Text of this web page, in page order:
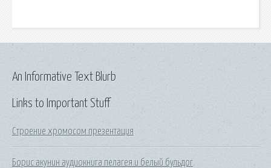
Links to Important Stuff
Строение хромосом презентация
Борис акунин аудиокнига пелагея и белый бульдог
An Informative Text Blurb